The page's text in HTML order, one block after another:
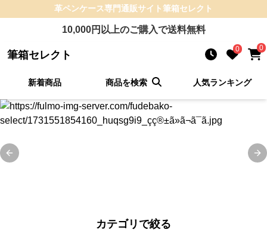
革ペンケース専門通販サイト筆箱セレクト
10,000円以上のご購入で送料無料
筆箱セレクト 0 0
新着商品 商品を検索 人気ランキング
Previous slide
カテゴリで絞る